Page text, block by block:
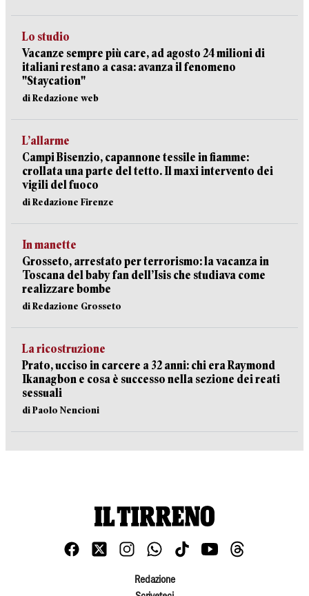
Lo studio
Vacanze sempre più care, ad agosto 24 milioni di
italiani restano a casa: avanza il fenomeno
"Staycation"
di Redazione web
L’allarme
Campi Bisenzio, capannone tessile in fiamme:
crollata una parte del tetto. Il maxi intervento dei
vigili del fuoco
di Redazione Firenze
In manette
Grosseto, arrestato per terrorismo: la vacanza in
Toscana del baby fan dell’Isis che studiava come
realizzare bombe
di Redazione Grosseto
La ricostruzione
Prato, ucciso in carcere a 32 anni: chi era Raymond
Ikanagbon e cosa è successo nella sezione dei reati
sessuali
di Paolo Nencioni
Redazione